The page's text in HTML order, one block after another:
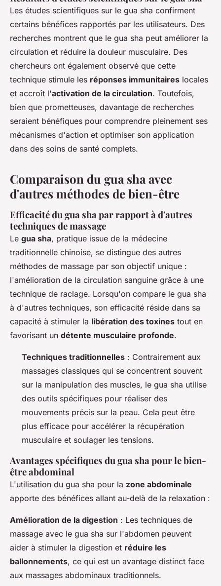
Les études scientifiques sur le gua sha confirment
certains bénéfices rapportés par les utilisateurs. Des
recherches montrent que le gua sha peut améliorer la
circulation et réduire la douleur musculaire. Des
chercheurs ont également observé que cette
technique stimule les réponses immunitaires locales
et accroît l'activation de la circulation. Toutefois,
bien que prometteuses, davantage de recherches
seraient bénéfiques pour comprendre pleinement ses
mécanismes d'action et optimiser son application
dans des soins de santé complets.
Comparaison du gua sha avec
d'autres méthodes de bien-être
Efficacité du gua sha par rapport à d'autres
techniques de massage
Le gua sha, pratique issue de la médecine
traditionnelle chinoise, se distingue des autres
méthodes de massage par son objectif unique :
l'amélioration de la circulation sanguine grâce à une
technique de raclage. Lorsqu'on compare le gua sha
à d'autres techniques, son efficacité réside dans sa
capacité à stimuler la libération des toxines tout en
favorisant un détente musculaire profonde.
Techniques traditionnelles : Contrairement aux
massages classiques qui se concentrent souvent
sur la manipulation des muscles, le gua sha utilise
des outils spécifiques pour réaliser des
mouvements précis sur la peau. Cela peut être
plus efficace pour accélérer la récupération
musculaire et soulager les tensions.
Avantages spécifiques du gua sha pour le bien-
être abdominal
L'utilisation du gua sha pour la zone abdominale
apporte des bénéfices allant au-delà de la relaxation :
Amélioration de la digestion : Les techniques de
massage avec le gua sha sur l'abdomen peuvent
aider à stimuler la digestion et réduire les
ballonnements, ce qui est un avantage distinct face
aux massages abdominaux traditionnels.